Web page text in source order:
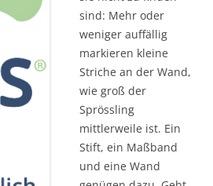
sind: Mehr oder
weniger auffällig
markieren kleine
Striche an der Wand,
wie groß der
Sprössling
mittlerweile ist. Ein
Stift, ein Maßband
und eine Wand